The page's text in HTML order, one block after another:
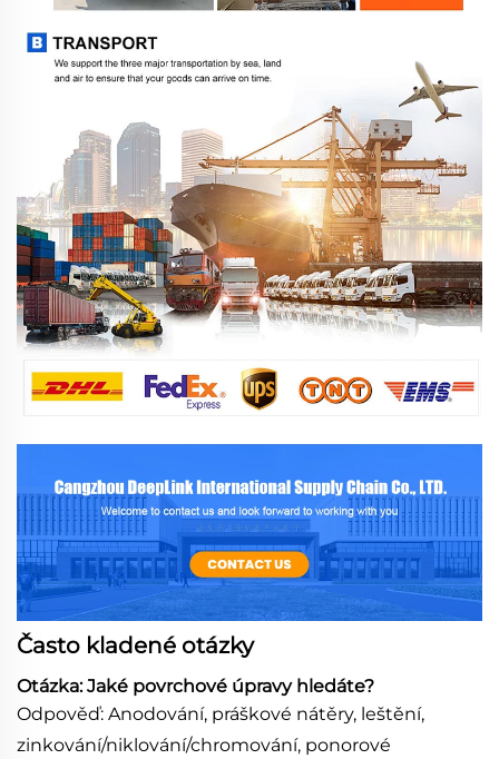
Často kladené otázky
Otázka: Jaké povrchové úpravy hledáte?
Odpověď: Anodování, práškové nátěry, leštění,
zinkování/niklování/chromování, ponorové